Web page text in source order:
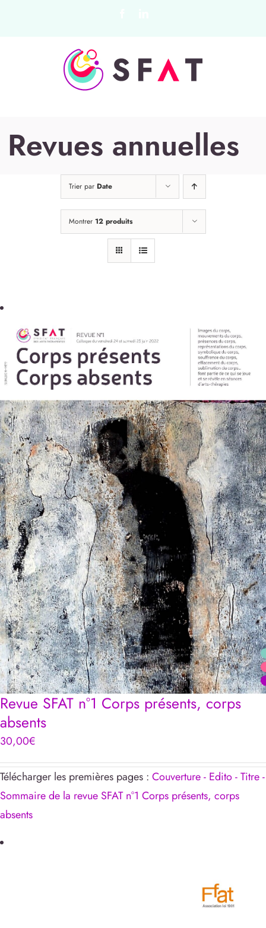
Revues annuelles
Trier par Date
Montrer 12 produits
Revue SFAT n°1 Corps présents, corps
absents
30,00€
Télécharger les premières pages : Couverture - Edito - Titre -
Sommaire de la revue SFAT n°1 Corps présents, corps
absents